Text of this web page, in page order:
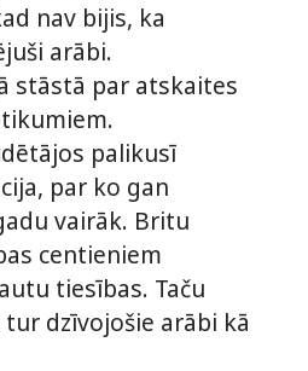
nav bijis, ka
arābi.
stāstā par atskaites
palikusī
par ko gan
vairāk. Britu
centieniem
tiesības. Taču
dzīvojošie arābi kā